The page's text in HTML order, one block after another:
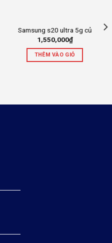
Samsung s20 ultra 5g củ
1,550,000₫
THÊM VÀO GIỎ